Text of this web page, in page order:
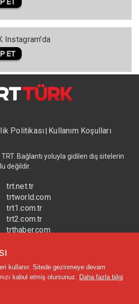
Instagram'da
Politikası| Kullanım Koşulları
TRT. Bağlantı yoluyla gidilen dış sitelerin
değildir.
trt.net.tr
trtworld.com
trt1.com.tr
trt2.com.tr
trthaber.com
kullanır. Sitede gezinmeye devam
kabul etmiş olursunuz. Daha fazla bilgi